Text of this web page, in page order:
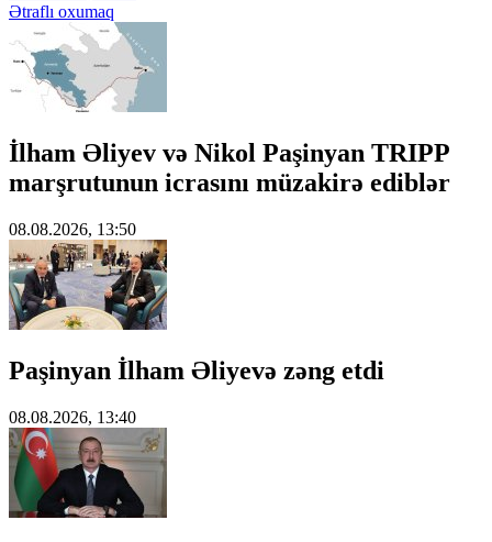
Ətraflı oxumaq
İlham Əliyev və Nikol Paşinyan TRIPP
marşrutunun icrasını müzakirə ediblər
08.08.2026, 13:50
Paşinyan İlham Əliyevə zəng etdi
08.08.2026, 13:40